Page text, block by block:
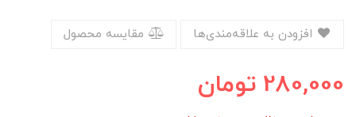
مقایسه محصول
280,000 تومان